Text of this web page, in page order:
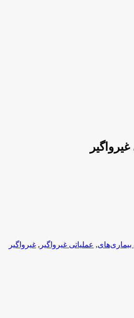
بیماری‌های, عملیاتی غیرواگیر , غیرواگیر